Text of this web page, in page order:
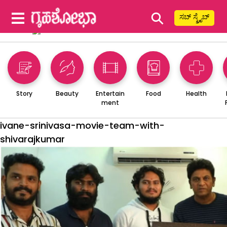
⚲ ಸಬ್ ಸ್ಕ್ರೈಬ್
Story Beauty
Entertain
ment
Food Health
ivane-srinivasa-movie-team-with-
shivarajkumar